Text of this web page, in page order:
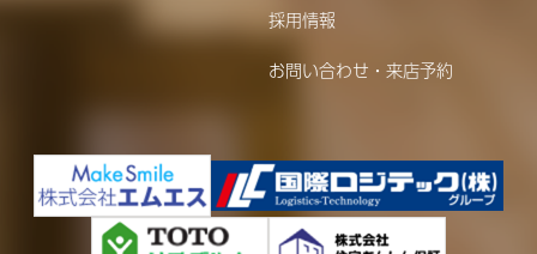
採用情報
お問い合わせ・来店予約